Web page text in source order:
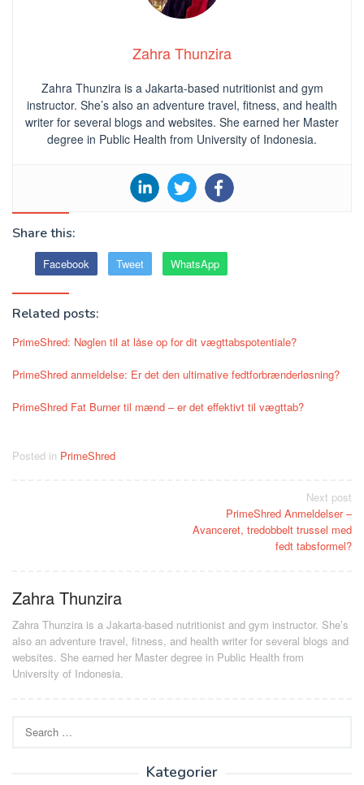
Zahra Thunzira
Zahra Thunzira is a Jakarta-based nutritionist and gym
instructor. She’s also an adventure travel, fitness, and health
writer for several blogs and websites. She earned her Master
degree in Public Health from University of Indonesia.
Share this:
Facebook Tweet WhatsApp
Related posts:
PrimeShred: Nøglen til at låse op for dit vægttabspotentiale?
PrimeShred anmeldelse: Er det den ultimative fedtforbrænderløsning?
PrimeShred Fat Burner til mænd – er det effektivt til vægttab?
Posted in PrimeShred
Next post
PrimeShred Anmeldelser –
Avanceret, tredobbelt trussel med
fedt tabsformel?
Zahra Thunzira
Zahra Thunzira is a Jakarta-based nutritionist and gym instructor. She’s
also an adventure travel, fitness, and health writer for several blogs and
websites. She earned her Master degree in Public Health from
University of Indonesia.
for:
Kategorier